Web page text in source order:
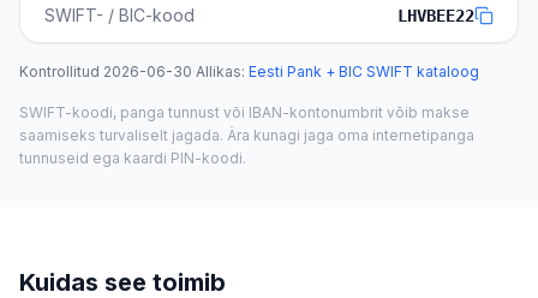
SWIFT- / BIC-kood LHVBEE22
Kontrollitud 2026-06-30·Allikas: Eesti Pank + BIC SWIFT kataloog
SWIFT-koodi, panga tunnust või IBAN-kontonumbrit võib makse
saamiseks turvaliselt jagada. Ära kunagi jaga oma internetipanga
tunnuseid ega kaardi PIN-koodi.
Kuidas see toimib